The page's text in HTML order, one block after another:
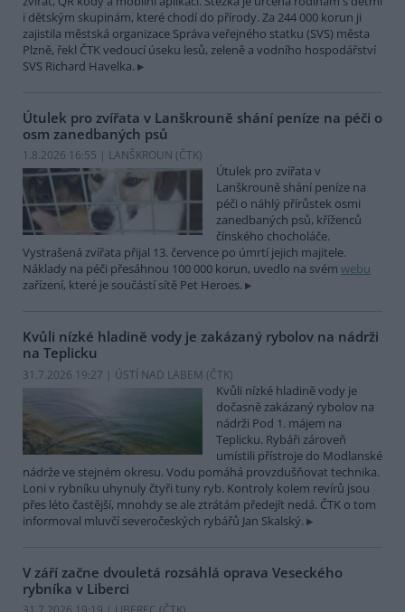
i dětským skupinám, které chodí do přírody. Za 244 000 korun ji
zajistila městská organizace Správa veřejného statku (SVS) města
Plzně, řekl ČTK vedoucí úseku lesů, zeleně a vodního hospodářství
SVS Richard Havelka.
Útulek pro zvířata v Lanškrouně shání peníze na péči o
osm zanedbaných psů
1.8.2026 16:55 | LANŠKROUN (ČTK)
Útulek pro zvířata v
Lanškrouně shání peníze na
péči o náhlý přírůstek osmi
zanedbaných psů, kříženců
čínského chocholáče.
Vystrašená zvířata přijal 13. července po úmrtí jejich majitele.
Náklady na péči přesáhnou 100 000 korun, uvedlo na svém webu
zařízení, které je součástí sítě Pet Heroes.
Kvůli nízké hladině vody je zakázaný rybolov na nádrži
na Teplicku
31.7.2026 19:27 | ÚSTÍ NAD LABEM (ČTK)
Kvůli nízké hladině vody je
dočasně zakázaný rybolov na
nádrži Pod 1. májem na
Teplicku. Rybáři zároveň
umístili přístroje do Modlanské
nádrže ve stejném okresu. Vodu pomáhá provzdušňovat technika.
Loni v rybníku uhynuly čtyři tuny ryb. Kontroly kolem revírů jsou
přes léto častější, mnohdy se ale ztrátám předejít nedá. ČTK o tom
informoval mluvčí severočeských rybářů Jan Skalský.
V září začne dvouletá rozsáhlá oprava Veseckého
rybníka v Liberci